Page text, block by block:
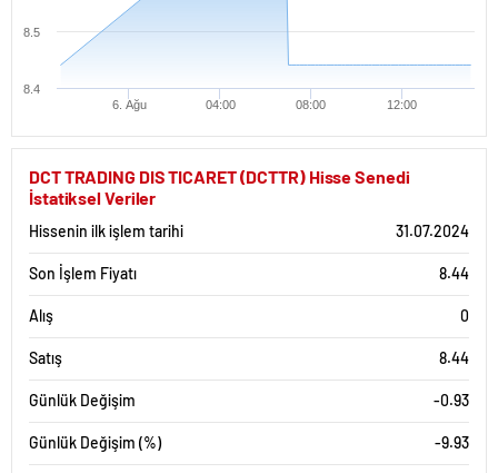
6. Ağu 04:00 08:00 12:00
8.4
8.5
DCT TRADING DIS TICARET (DCTTR) Hisse Senedi
İstatiksel Veriler
Hissenin ilk işlem tarihi 31.07.2024
Son İşlem Fiyatı 8.44
Alış 0
Satış 8.44
Günlük Değişim -0.93
Günlük Değişim (%) -9.93